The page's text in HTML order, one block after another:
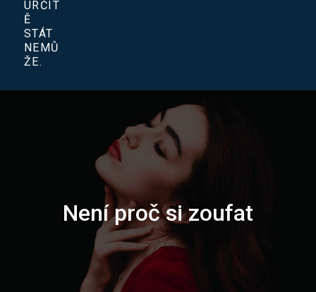
URČIT
Ě
STÁT
NEMŮ
ŽE.
Není proč si zoufat